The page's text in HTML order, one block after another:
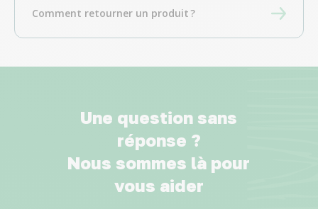
Comment retourner un produit ?
Une question sans
réponse ?
Nous sommes là pour
vous aider